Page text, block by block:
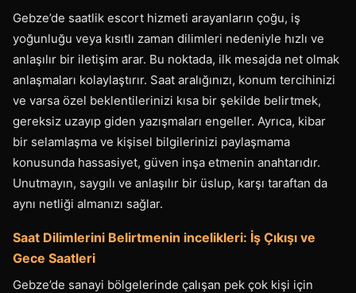
Gebze’de saatlik escort hizmeti arayanların çoğu, iş
yoğunluğu veya kısıtlı zaman dilimleri nedeniyle hızlı ve
anlaşılır bir iletişim arar. Bu noktada, ilk mesajda net olmak
anlaşmaları kolaylaştırır. Saat aralığınızı, konum tercihinizi
ve varsa özel beklentilerinizi kısa bir şekilde belirtmek,
gereksiz uzayıp giden yazışmaları engeller. Ayrıca, kibar
bir selamlaşma ve kişisel bilgilerinizi paylaşmama
konusunda hassasiyet, güven inşa etmenin anahtarıdır.
Unutmayın, saygılı ve anlaşılır bir üslup, karşı taraftan da
aynı netliği almanızı sağlar.
Saat Dilimlerini Belirtmenin incelikleri: İş Çıkışı ve
Gece Saatleri
Gebze’de sanayi bölgelerinde çalışan pek çok kişi için